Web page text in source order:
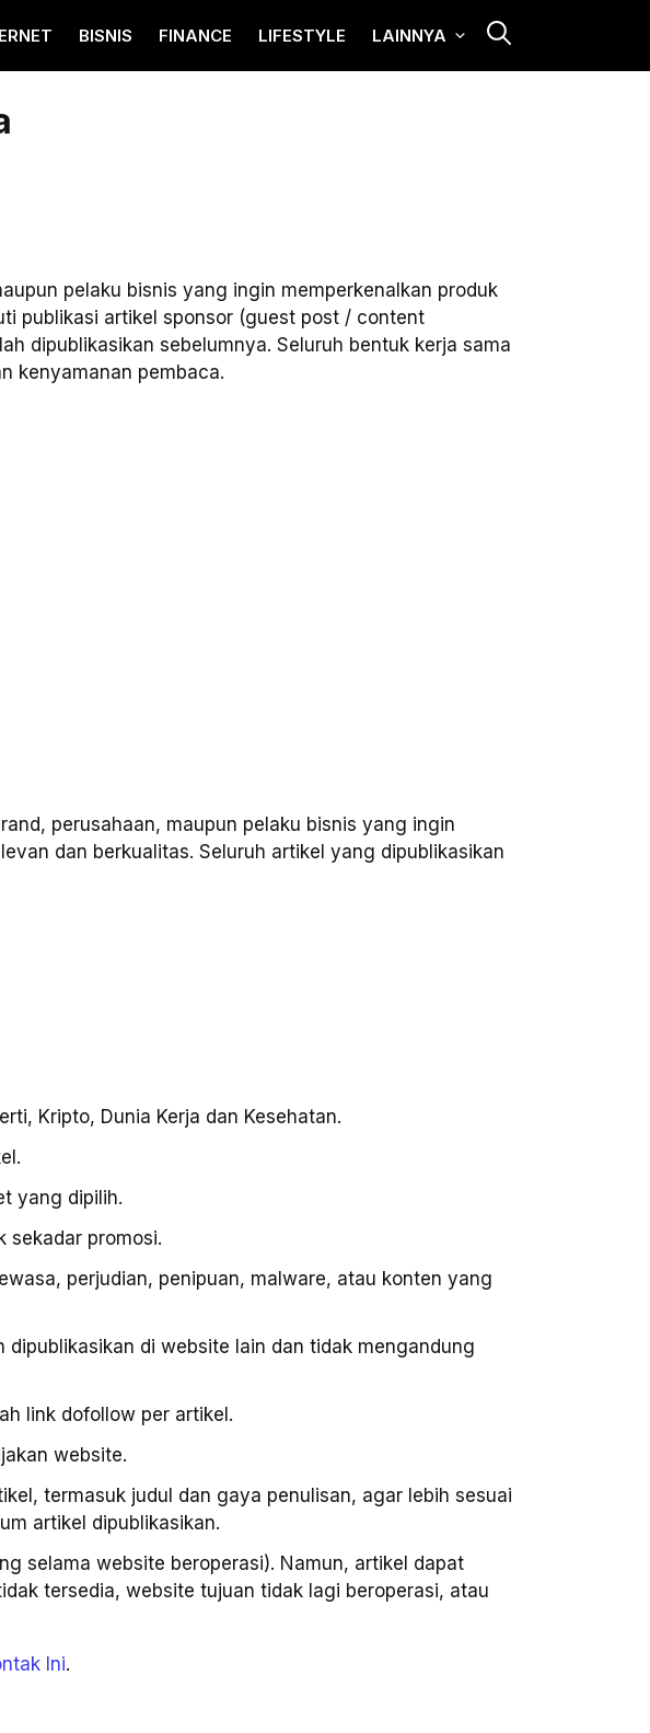
BISNIS FINANCE LIFESTYLE LAINNYA
pelaku bisnis yang ingin memperkenalkan produk
publikasi artikel sponsor (guest post / content
dipublikasikan sebelumnya. Seluruh bentuk kerja sama
kenyamanan pembaca.
perusahaan, maupun pelaku bisnis yang ingin
dan berkualitas. Seluruh artikel yang dipublikasikan
Kripto, Dunia Kerja dan Kesehatan.
yang dipilih.
sekadar promosi.
perjudian, penipuan, malware, atau konten yang
di website lain dan tidak mengandung
link dofollow per artikel.
website.
termasuk judul dan gaya penulisan, agar lebih sesuai
artikel dipublikasikan.
selama website beroperasi). Namun, artikel dapat
tersedia, website tujuan tidak lagi beroperasi, atau
Ini.